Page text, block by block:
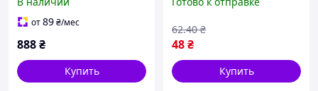
1кВт 2кВт 5кВт
мембранный новый
от89₴/мес
888₴
Купить
соединений в
отопительных системах
48₴
62.40 ₴
Купить